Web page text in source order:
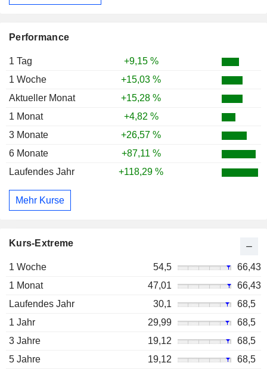
Performance
1 Tag
+9,15 %
1 Woche
+15,03 %
Aktueller Monat
+15,28 %
1 Monat
+4,82 %
3 Monate
+26,57 %
6 Monate
+87,11 %
Laufendes Jahr
+118,29 %
Mehr Kurse
Kurs-Extreme
1 Woche 54,5
66,43
1 Monat
47,01
66,43
Laufendes Jahr
30,1
68,5
1 Jahr
29,99
68,5
3 Jahre
19,12
68,5
5 Jahre
19,12
68,5